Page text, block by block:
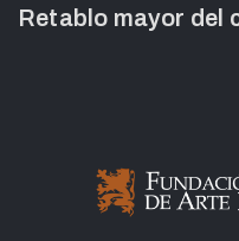
Retablo mayor del